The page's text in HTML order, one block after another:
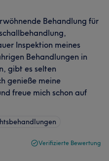
Behandlung für
Inspektion meines
Behandlungen in
gibt es selten
genieße meine
freue mich schon auf
Verifizierte Bewertung